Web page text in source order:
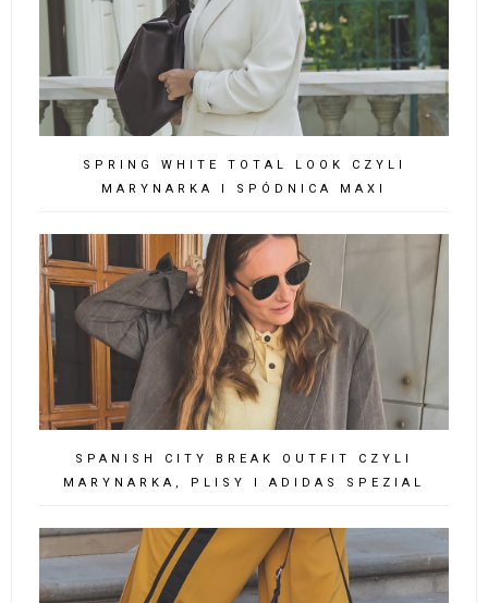
SPRING WHITE TOTAL LOOK CZYLI
MARYNARKA I SPÓDNICA MAXI
SPANISH CITY BREAK OUTFIT CZYLI
MARYNARKA, PLISY I ADIDAS SPEZIAL